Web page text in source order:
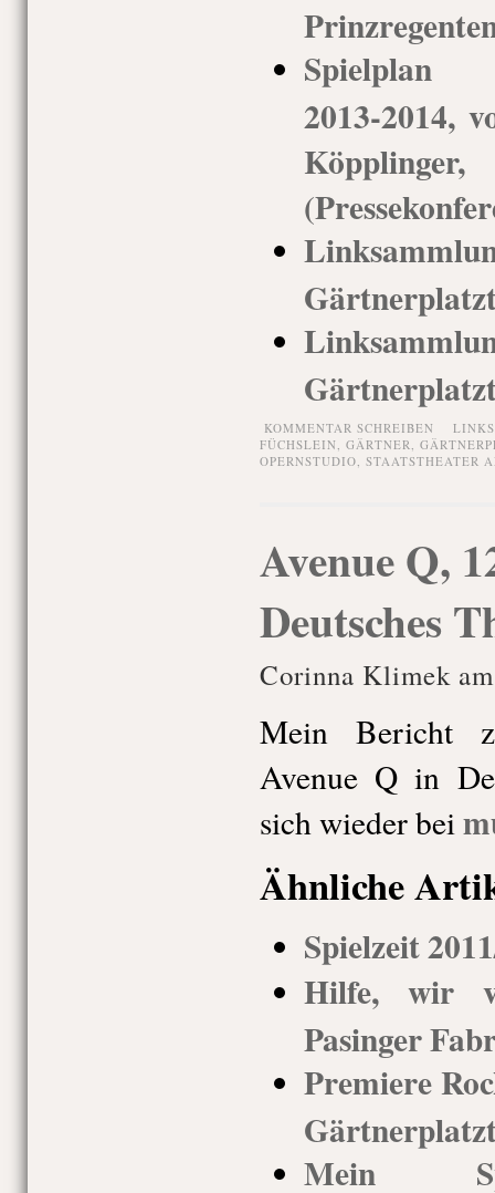
Spielplan
2013-2014,
KOMMENTAR SCHREIBEN
FÜCHSLEIN, GÄRTNER,
OPERNSTUDIO, STAATSTHEATER
Avenue Q,
Deutsches
Corinna Klimek
Mein Bericht
Avenue Q in
sich wieder bei
Ähnliche
Spielzeit
Hilfe, wir
Pasinger
Premiere
Mein